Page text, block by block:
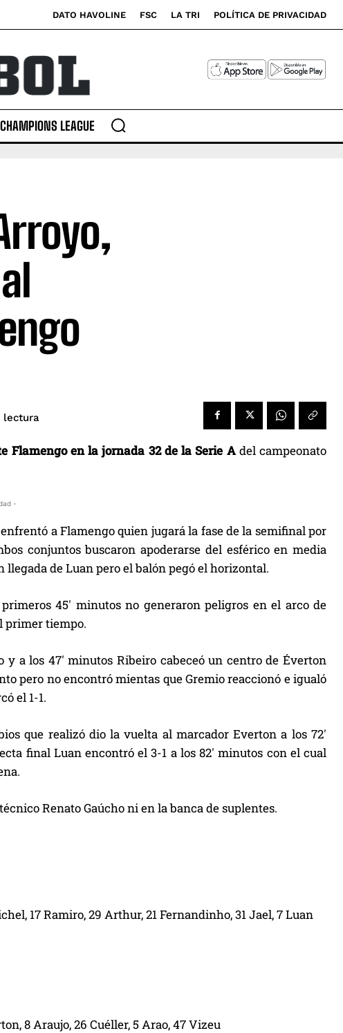
DATO HAVOLINE FSC LA TRI POLÍTICA DE PRIVACIDAD
LEAGUE
lectura
Flamengo en la jornada 32 de la Serie Adel campeonato
-
a Flamengo quien jugará la fase de la semifinal por
conjuntos buscaron apoderarse del esférico en media
llegada de Luan pero el balón pegó el horizontal.
45′ minutos no generaron peligros en el arco de
primer tiempo.
a los 47′ minutos Ribeiro cabeceó un centro de Éverton
pero no encontró mientas que Gremio reaccionó e igualó
el 1-1.
que realizó dio la vuelta al marcador Everton a los 72′
final Luan encontró el 3-1 a los 82′ minutos con el cual
Renato Gaúcho ni en la banca de suplentes.
17 Ramiro, 29 Arthur, 21 Fernandinho, 31 Jael, 7 Luan
8 Araujo, 26 Cuéller, 5 Arao, 47 Vizeu